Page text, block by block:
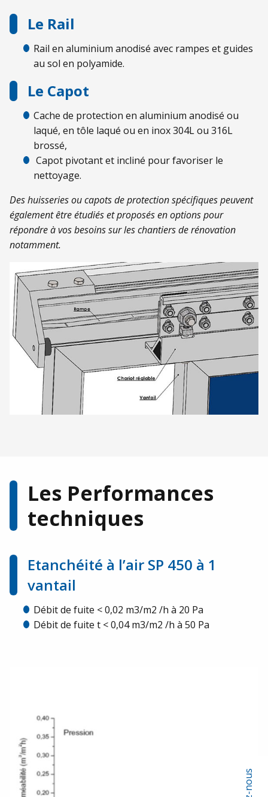
Le Rail
Rail en aluminium anodisé avec rampes et guides
au sol en polyamide.
Le Capot
Cache de protection en aluminium anodisé ou
laqué, en tôle laqué ou en inox 304L ou 316L
brossé,
Capot pivotant et incliné pour favoriser le
nettoyage.
Des huisseries ou capots de protection spécifiques peuvent
également être étudiés et proposés en options pour
répondre à vos besoins sur les chantiers de rénovation
notamment.
Les Performances
techniques
Etanchéité à l’air SP 450 à 1
vantail
Débit de fuite < 0,02 m3/m2 /h à 20 Pa
Débit de fuite t < 0,04 m3/m2 /h à 50 Pa